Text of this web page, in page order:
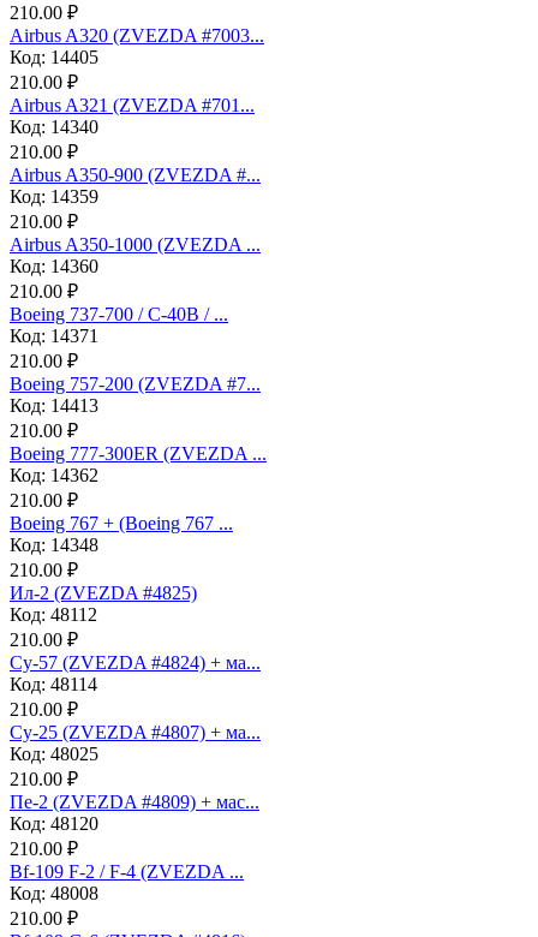
210.00 ₽
Аirbus A320 (ZVEZDA #7003...
Код: 14405
210.00 ₽
Аirbus A321 (ZVEZDA #701...
Код: 14340
210.00 ₽
Airbus A350-900 (ZVEZDA #...
Код: 14359
210.00 ₽
Airbus A350-1000 (ZVEZDA ...
Код: 14360
210.00 ₽
Boeing 737-700 / C-40B / ...
Код: 14371
210.00 ₽
Boeing 757-200 (ZVEZDA #7...
Код: 14413
210.00 ₽
Boeing 777-300ER (ZVEZDA ...
Код: 14362
210.00 ₽
Boeing 767 + (Boeing 767 ...
Код: 14348
210.00 ₽
Ил-2 (ZVEZDA #4825)
Код: 48112
210.00 ₽
Су-57 (ZVEZDA #4824) + ма...
Код: 48114
210.00 ₽
Су-25 (ZVEZDA #4807) + ма...
Код: 48025
210.00 ₽
Пе-2 (ZVEZDA #4809) + мас...
Код: 48120
210.00 ₽
Bf-109 F-2 / F-4 (ZVEZDA ...
Код: 48008
210.00 ₽